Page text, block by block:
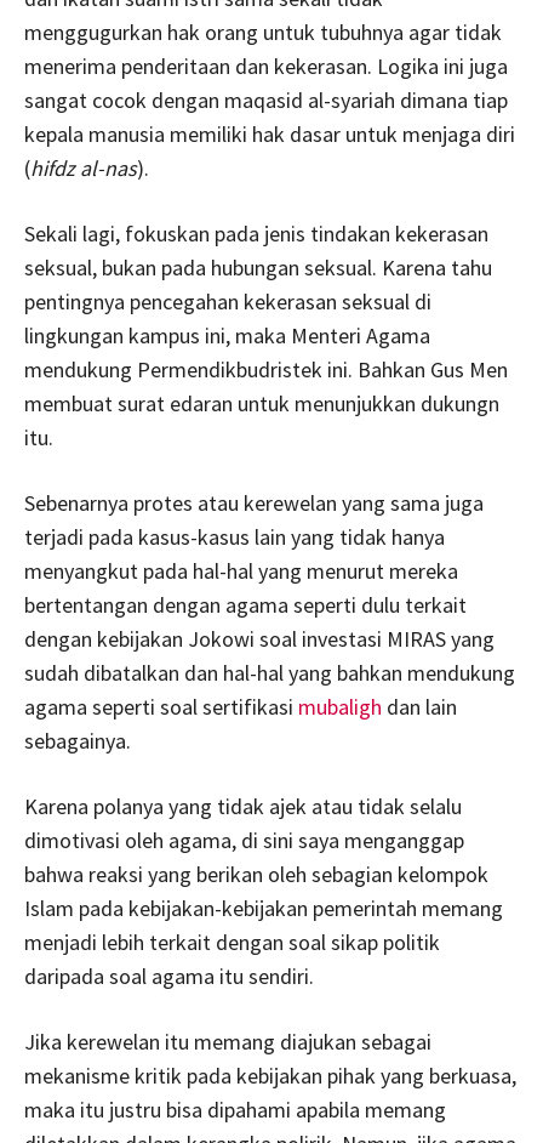
menggugurkan hak orang untuk tubuhnya agar tidak
menerima penderitaan dan kekerasan. Logika ini juga
sangat cocok dengan maqasid al-syariah dimana tiap
kepala manusia memiliki hak dasar untuk menjaga diri
(hifdz al-nas).
Sekali lagi, fokuskan pada jenis tindakan kekerasan
seksual, bukan pada hubungan seksual. Karena tahu
pentingnya pencegahan kekerasan seksual di
lingkungan kampus ini, maka Menteri Agama
mendukung Permendikbudristek ini. Bahkan Gus Men
membuat surat edaran untuk menunjukkan dukungn
itu.
Sebenarnya protes atau kerewelan yang sama juga
terjadi pada kasus-kasus lain yang tidak hanya
menyangkut pada hal-hal yang menurut mereka
bertentangan dengan agama seperti dulu terkait
dengan kebijakan Jokowi soal investasi MIRAS yang
sudah dibatalkan dan hal-hal yang bahkan mendukung
agama seperti soal sertifikasi mubaligh dan lain
sebagainya.
Karena polanya yang tidak ajek atau tidak selalu
dimotivasi oleh agama, di sini saya menganggap
bahwa reaksi yang berikan oleh sebagian kelompok
Islam pada kebijakan-kebijakan pemerintah memang
menjadi lebih terkait dengan soal sikap politik
daripada soal agama itu sendiri.
Jika kerewelan itu memang diajukan sebagai
mekanisme kritik pada kebijakan pihak yang berkuasa,
maka itu justru bisa dipahami apabila memang